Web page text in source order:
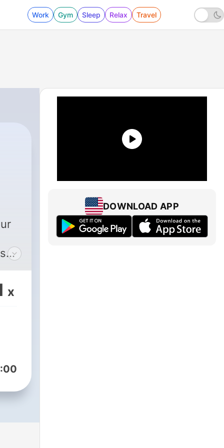
Work Gym Sleep Relax Travel
x
DOWNLOAD APP